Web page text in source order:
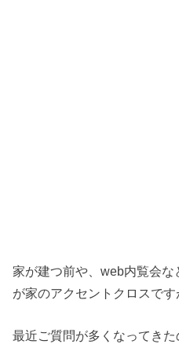
家が建つ前や、web内覧会
が家のアクセントクロスです
最近ご質問が多くなってき